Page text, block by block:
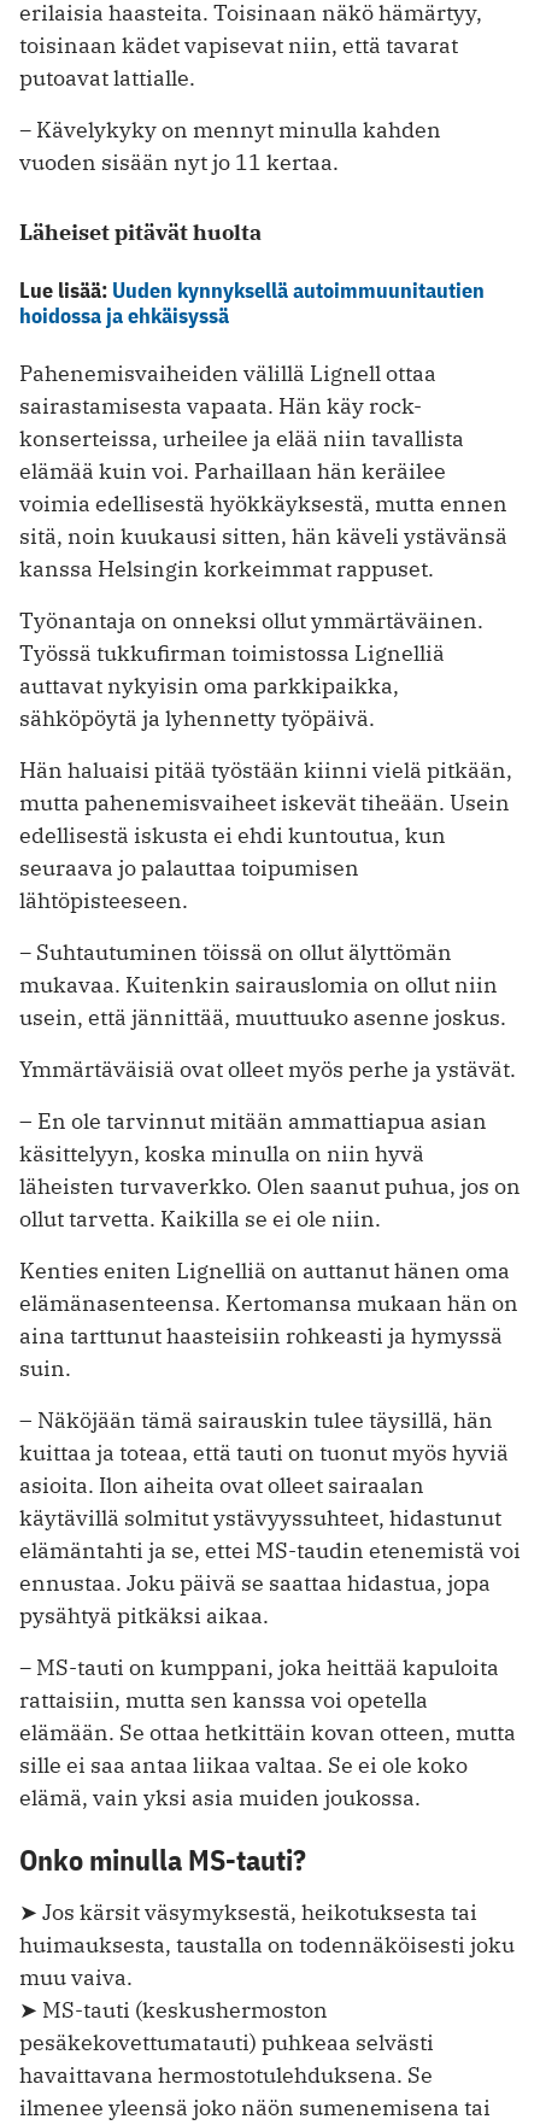
erilaisia haasteita. Toisinaan näkö hämärtyy,
toisinaan kädet vapisevat niin, että tavarat
putoavat lattialle.
– Kävelykyky on mennyt minulla kahden
vuoden sisään nyt jo 11 kertaa.
Läheiset pitävät huolta
Lue lisää: Uuden kynnyksellä autoimmuunitautien
hoidossa ja ehkäisyssä
Pahenemisvaiheiden välillä Lignell ottaa
sairastamisesta vapaata. Hän käy rock-
konserteissa, urheilee ja elää niin tavallista
elämää kuin voi. Parhaillaan hän keräilee
voimia edellisestä hyökkäyksestä, mutta ennen
sitä, noin kuukausi sitten, hän käveli ystävänsä
kanssa Helsingin korkeimmat rappuset.
Työnantaja on onneksi ollut ymmärtäväinen.
Työssä tukkufirman toimistossa Lignelliä
auttavat nykyisin oma parkkipaikka,
sähköpöytä ja lyhennetty työpäivä.
Hän haluaisi pitää työstään kiinni vielä pitkään,
mutta pahenemisvaiheet iskevät tiheään. Usein
edellisestä iskusta ei ehdi kuntoutua, kun
seuraava jo palauttaa toipumisen
lähtöpisteeseen.
– Suhtautuminen töissä on ollut älyttömän
mukavaa. Kuitenkin sairauslomia on ollut niin
usein, että jännittää, muuttuuko asenne joskus.
Ymmärtäväisiä ovat olleet myös perhe ja ystävät.
– En ole tarvinnut mitään ammattiapua asian
käsittelyyn, koska minulla on niin hyvä
läheisten turvaverkko. Olen saanut puhua, jos on
ollut tarvetta. Kaikilla se ei ole niin.
Kenties eniten Lignelliä on auttanut hänen oma
elämänasenteensa. Kertomansa mukaan hän on
aina tarttunut haasteisiin rohkeasti ja hymyssä
suin.
– Näköjään tämä sairauskin tulee täysillä, hän
kuittaa ja toteaa, että tauti on tuonut myös hyviä
asioita. Ilon aiheita ovat olleet sairaalan
käytävillä solmitut ystävyyssuhteet, hidastunut
elämäntahti ja se, ettei MS-taudin etenemistä voi
ennustaa. Joku päivä se saattaa hidastua, jopa
pysähtyä pitkäksi aikaa.
– MS-tauti on kumppani, joka heittää kapuloita
rattaisiin, mutta sen kanssa voi opetella
elämään. Se ottaa hetkittäin kovan otteen, mutta
sille ei saa antaa liikaa valtaa. Se ei ole koko
elämä, vain yksi asia muiden joukossa.
Onko minulla MS-tauti?
➤ Jos kärsit väsymyksestä, heikotuksesta tai
huimauksesta, taustalla on todennäköisesti joku
muu vaiva.
➤ MS-tauti (keskushermoston
pesäkekovettumatauti) puhkeaa selvästi
havaittavana hermostotulehduksena. Se
ilmenee yleensä joko näön sumenemisena tai